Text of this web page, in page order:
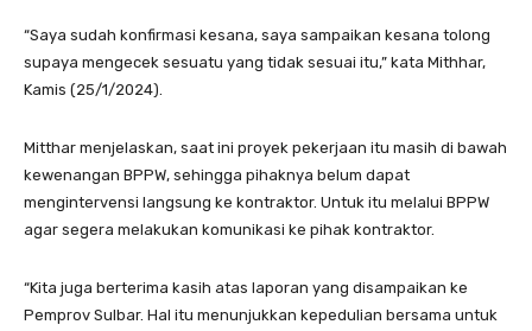
“Saya sudah konfirmasi kesana, saya sampaikan kesana tolong
supaya mengecek sesuatu yang tidak sesuai itu,” kata Mithhar,
Kamis (25/1/2024).
Mitthar menjelaskan, saat ini proyek pekerjaan itu masih di bawah
kewenangan BPPW, sehingga pihaknya belum dapat
mengintervensi langsung ke kontraktor. Untuk itu melalui BPPW
agar segera melakukan komunikasi ke pihak kontraktor.
“Kita juga berterima kasih atas laporan yang disampaikan ke
Pemprov Sulbar. Hal itu menunjukkan kepedulian bersama untuk